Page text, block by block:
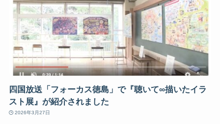
四国放送「フォーカス徳島」で『聴いて∞描いたイラ
スト展』が紹介されました
2026年3月27日